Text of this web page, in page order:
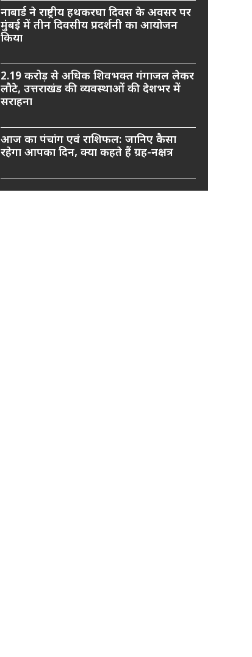
नाबार्ड ने राष्ट्रीय हथकरघा दिवस के अवसर पर
मुंबई में तीन दिवसीय प्रदर्शनी का आयोजन
किया
2.19 करोड़ से अधिक शिवभक्त गंगाजल लेकर
लौटे, उत्तराखंड की व्यवस्थाओं की देशभर में
सराहना
आज का पंचांग एवं राशिफल: जानिए कैसा
रहेगा आपका दिन, क्या कहते हैं ग्रह-नक्षत्र